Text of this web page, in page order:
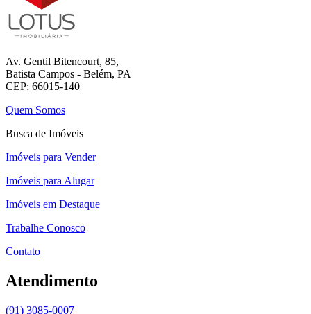
Av. Gentil Bitencourt, 85,
Batista Campos - Belém, PA
CEP: 66015-140
Quem Somos
Busca de Imóveis
Imóveis para Vender
Imóveis para Alugar
Imóveis em Destaque
Trabalhe Conosco
Contato
Atendimento
(91) 3085-0007